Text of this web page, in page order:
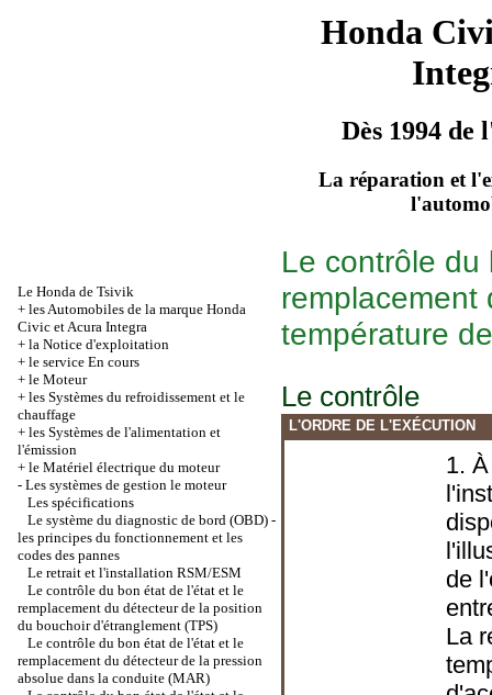
Honda
Dès 1994 de
La réparation et
Le Honda de Tsivik
+ les Automobiles de la marque Honda
Civic et Acura Integra
+ la Notice d'exploitation
+ le service En cours
+ le Moteur
+ les Systèmes du refroidissement et le
chauffage
+ les Systèmes de l'alimentation et
l'émission
+ le Matériel électrique du moteur
- Les systèmes de gestion le moteur
Les spécifications
Le système du diagnostic de bord (OBD) -
les principes du fonctionnement et les
codes des pannes
Le retrait et l'installation RSM/ESM
Le contrôle du bon état de l'état et le
remplacement du détecteur de la position
du bouchoir d'étranglement (TPS)
Le contrôle du bon état de l'état et le
remplacement du détecteur de la pression
absolue dans la conduite (MAR)
Le contrôle
remplacement
température
Le contrôle
L'ORDRE DE L'EXÉCUTION
1.
de
La